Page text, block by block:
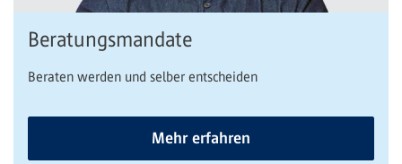
Beratungsmandate
Beraten werden und selber entscheiden
Mehr erfahren